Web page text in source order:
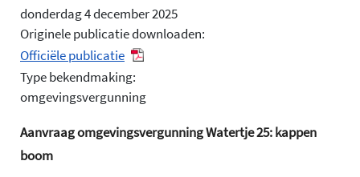
donderdag 4 december 2025
Originele publicatie downloaden:
Officiële publicatie
Type bekendmaking:
omgevingsvergunning
Aanvraag omgevingsvergunning Watertje 25: kappen
boom